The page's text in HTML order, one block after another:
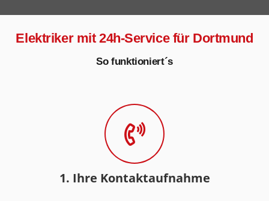
Elektriker mit 24h-Service für Dortmund
So funktioniert´s
1. Ihre Kontaktaufnahme